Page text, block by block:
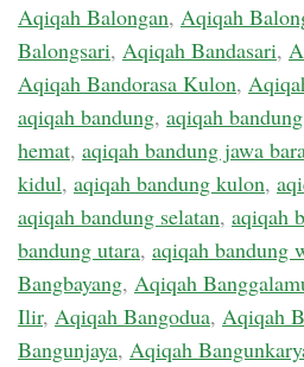
Aqiqah Balongan, Aqiqah
Balongsari, Aqiqah Bandasari,
Aqiqah Bandorasa Kulon,
aqiqah bandung, aqiqah
hemat, aqiqah bandung jawa
kidul, aqiqah bandung kulon,
aqiqah bandung selatan, aqiqah
bandung utara, aqiqah bandung
Bangbayang, Aqiqah
Ilir, Aqiqah Bangodua, Aqiqah
Bangunjaya, Aqiqah